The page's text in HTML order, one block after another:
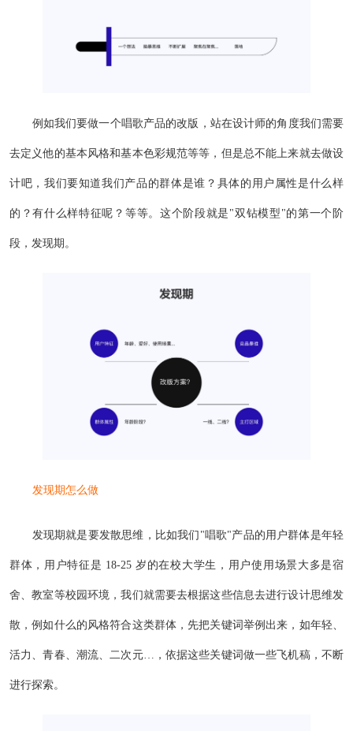
例如我们要做一个唱歌产品的改版，站在设计师的角度我们需要
去定义他的基本风格和基本色彩规范等等，但是总不能上来就去做设
计吧，我们要知道我们产品的群体是谁？具体的用户属性是什么样
的？有什么样特征呢？等等。这个阶段就是"双钻模型"的第一个阶
段，发现期。
发现期怎么做
发现期就是要发散思维，比如我们"唱歌"产品的用户群体是年轻
群体，用户特征是 18-25 岁的在校大学生，用户使用场景大多是宿
舍、教室等校园环境，我们就需要去根据这些信息去进行设计思维发
散，例如什么的风格符合这类群体，先把关键词举例出来，如年轻、
活力、青春、潮流、二次元…，依据这些关键词做一些飞机稿，不断
进行探索。